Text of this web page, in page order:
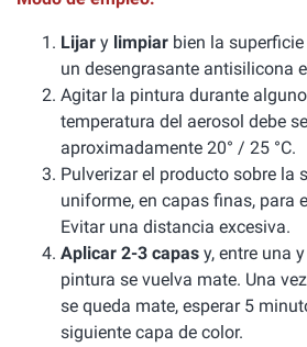
Lijar y limpiar bien la
un desengrasante antisilicona
Agitar la pintura durante
temperatura del aerosol debe
aproximadamente 20° / 25 °C.
Pulverizar el producto sobre la
uniforme, en capas finas, para
Evitar una distancia excesiva.
Aplicar 2-3 capas y, entre una
pintura se vuelva mate. Una
se queda mate, esperar 5
siguiente capa de color.